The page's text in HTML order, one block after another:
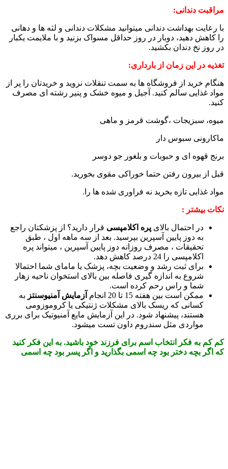
مراقبت دندانی:
با رعایت بهداشت دندانی میتوانید مشکلات دندانی و لثه ها و دهانی
را کاهش دهید، دوبار در روز حداقل مسواک بزنید و با ملایمت یکبار
در روز نخ دندان بکشید.
تغذیه در این زمان از بارداری:
هنگام خرید از فروشگاه ها به سمت تنقلات نروید و خریدتان را پر از
مواد غذایی سالم کنید. آجیل و میوه خشک و پنیر رشته ای مصرف
کنید.
میوه، سبزیجات ،گوشت قرمز و ماهی
ماکارونی سبوس دار
برنج قهوه ای و حبوبات و بلغور جو دوسر
قبل از بیرون رفتن حتما خوراکی مقوی بخورید.
مواد غذایی تازه بخرید نه فراوری شده ها را.
نکات بیشتر :
در احتمال بالای پره اکلامپسی قرار دارید؟ از پزشکتان راجع
به دوز پایین آسپرین بپرسید. بعد از سه ماهه اول ، طبق
تحقیقات ، مصرف روزانه دوز پایین آسپرین ، میتواند پره
اکلامپسی را 24 درصد کاهش دهد.
برای ثبت رشد و وضعیت بچه، پزشک یا مامای شما احتمالا
شروع به اندازه گیری فاصله بین بالای استخوان ناحیه زهار
شما و راس رحم کرده است.
ممکن است بین هفته 15 تا 20 انجام
آزمایش آمنیوسنتز به
کسانی که ریسک بالای مشکلات ژنتیکی یا کروموزومی
هستند، پیشنهاد شود. در این آزمایش مایع آمنیوتیک برای برری
مواردی مثل سندروم داون تست میشود.
کم کم به فکر انتخاب اسم برای فرزند خود باشید. به این فکر کنید
که اگر بچه دختر بود چه اسمی بگذارید و اگر پسر بود چه اسمی